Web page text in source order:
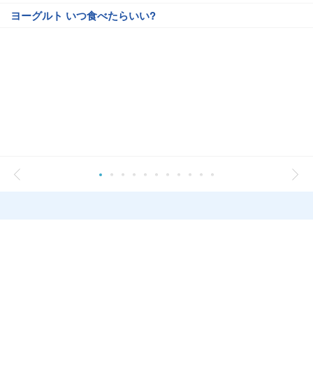
ヨーグルト いつ食べたらいい?